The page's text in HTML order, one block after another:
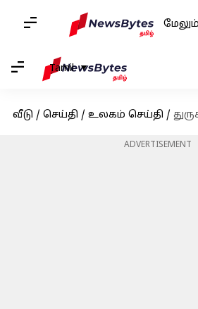
மேலும்
Tamil
வீடு / செய்தி / உலகம் செய்தி / துருக்கி: தன்
ADVERTISEMENT